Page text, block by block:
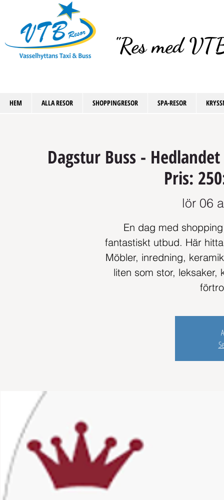
"Res med
HEM ALLA RESOR SHOPPINGRESOR SPA-RESOR
Dagstur Buss -
Pris:
lör 06
En dag med
fantastiskt utbud. Här
Möbler, inredning,
liten som stor,